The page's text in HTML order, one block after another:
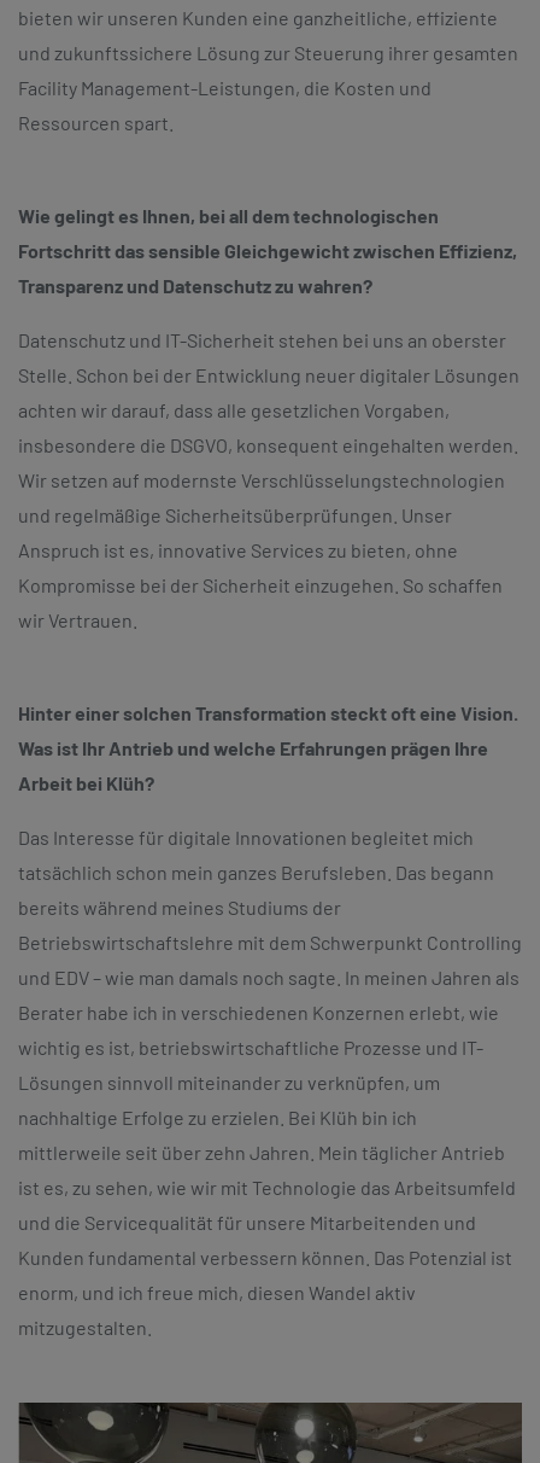
bieten wir unseren Kunden eine ganzheitliche, effiziente
und zukunftssichere Lösung zur Steuerung ihrer gesamten
Facility Management-Leistungen, die Kosten und
Ressourcen spart.
Wie gelingt es Ihnen, bei all dem technologischen
Fortschritt das sensible Gleichgewicht zwischen Effizienz,
Transparenz und Datenschutz zu wahren?
Datenschutz und IT-Sicherheit stehen bei uns an oberster
Stelle. Schon bei der Entwicklung neuer digitaler Lösungen
achten wir darauf, dass alle gesetzlichen Vorgaben,
insbesondere die DSGVO, konsequent eingehalten werden.
Wir setzen auf modernste Verschlüsselungstechnologien
und regelmäßige Sicherheitsüberprüfungen. Unser
Anspruch ist es, innovative Services zu bieten, ohne
Kompromisse bei der Sicherheit einzugehen. So schaffen
wir Vertrauen.
Hinter einer solchen Transformation steckt oft eine Vision.
Was ist Ihr Antrieb und welche Erfahrungen prägen Ihre
Arbeit bei Klüh?
Das Interesse für digitale Innovationen begleitet mich
tatsächlich schon mein ganzes Berufsleben. Das begann
bereits während meines Studiums der
Betriebswirtschaftslehre mit dem Schwerpunkt Controlling
und EDV – wie man damals noch sagte. In meinen Jahren als
Berater habe ich in verschiedenen Konzernen erlebt, wie
wichtig es ist, betriebswirtschaftliche Prozesse und IT-
Lösungen sinnvoll miteinander zu verknüpfen, um
nachhaltige Erfolge zu erzielen. Bei Klüh bin ich
mittlerweile seit über zehn Jahren. Mein täglicher Antrieb
ist es, zu sehen, wie wir mit Technologie das Arbeitsumfeld
und die Servicequalität für unsere Mitarbeitenden und
Kunden fundamental verbessern können. Das Potenzial ist
enorm, und ich freue mich, diesen Wandel aktiv
mitzugestalten.